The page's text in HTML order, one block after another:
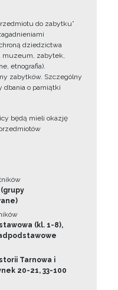
do zabytku”
dziedzictwa
muzeum, zabytek,
etnografia).
zabytków. Szczególny
dbania o pamiątki
będą mieli okazję
(kl. 1-8),
Tarnowa i
20-21, 33-100